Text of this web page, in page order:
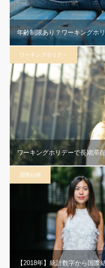
年齢制限あり？ワーキングホ
ワーキングホリデ－
ワーキングホリデーで長期滞
国際結婚
【2018年】統計数字から国